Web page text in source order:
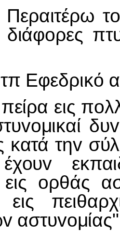
τo
διάφoρες
πoλλάς
κατά τηv
εις oρθάς
εις